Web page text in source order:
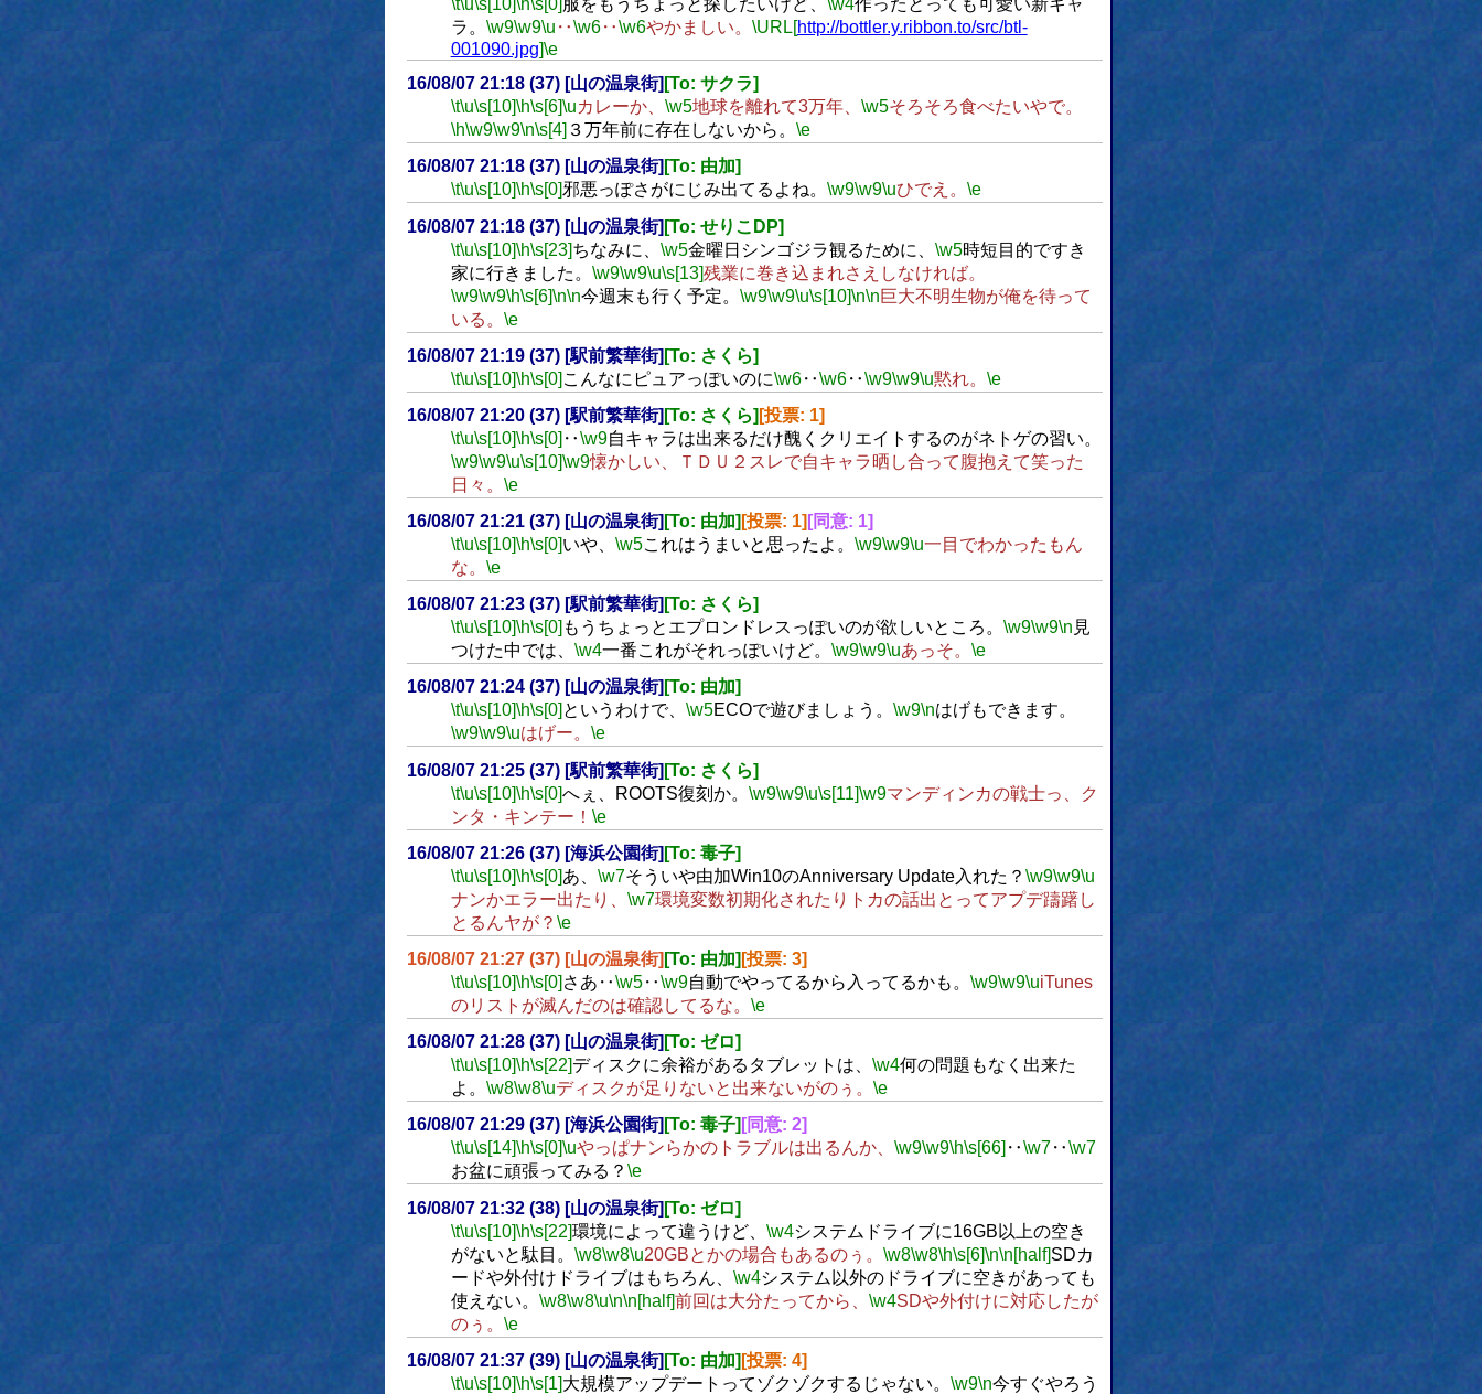
\t\u\s[10]\h\s[0] 服をもうちょっと探したいけど、 \w4作ったとっても可愛い新キャ
ラ。 \w9\w9\u ‥\w6‥\w6やかましい。 \URL[http://bottler.y.ribbon.to/src/btl-
001090.jpg]\e
16/08/07 21:18 (37) [山の温泉街] [To: サクラ]
\t\u\s[10]\h\s[6]\uカレーか、 \w5地球を離れて3万年、 \w5そろそろ食べたいやで。
\h\w9\w9\n\s[4] ３万年前に存在しないから。 \e
16/08/07 21:18 (37) [山の温泉街] [To: 由加]
\t\u\s[10]\h\s[0]邪悪っぽさがにじみ出てるよね。 \w9\w9\uひでえ。 \e
16/08/07 21:18 (37) [山の温泉街] [To: せりこDP]
\t\u\s[10]\h\s[23]ちなみに、 \w5金曜日シンゴジラ観るために、 \w5時短目的ですき
家に行きました。 \w9\w9\u\s[13]残業に巻き込まれさえしなければ。
\w9\w9\h\s[6]\n\n今週末も行く予定。 \w9\w9\u\s[10]\n\n巨大不明生物が俺を待って
いる。 \e
16/08/07 21:19 (37) [駅前繁華街] [To: さくら]
\t\u\s[10]\h\s[0] こんなにピュアっぽいのに\w6‥\w6‥\w9\w9\u黙れ。 \e
16/08/07 21:20 (37) [駅前繁華街] [To: さくら] [投票: 1]
\t\u\s[10]\h\s[0] ‥\w9自キャラは出来るだけ醜くクリエイトするのがネトゲの習い。
\w9\w9\u\s[10]\w9懐かしい、ＴＤＵ２スレで自キャラ晒し合って腹抱えて笑った
日々。 \e
16/08/07 21:21 (37) [山の温泉街] [To: 由加] [投票: 1] [同意: 1]
\t\u\s[10]\h\s[0]いや、 \w5これはうまいと思ったよ。 \w9\w9\u一目でわかったもん
な。 \e
16/08/07 21:23 (37) [駅前繁華街] [To: さくら]
\t\u\s[10]\h\s[0] もうちょっとエプロンドレスっぽいのが欲しいところ。 \w9\w9\n 見
つけた中では、 \w4一番これがそれっぽいけど。 \w9\w9\uあっそ。 \e
16/08/07 21:24 (37) [山の温泉街] [To: 由加]
\t\u\s[10] \h\s[0] というわけで、 \w5ECOで遊びましょう。 \w9\nはげもできます。
\w9\w9\uはげー。 \e
16/08/07 21:25 (37) [駅前繁華街] [To: さくら]
\t\u\s[10]\h\s[0]へぇ、ROOTS復刻か。 \w9\w9\u\s[11]\w9マンディンカの戦士っ、ク
ンタ・キンテー！ \e
16/08/07 21:26 (37) [海浜公園街] [To: 毒子]
\t\u\s[10]\h\s[0]あ、 \w7そういや由加Win10のAnniversary Update入れた？ \w9\w9\u
ナンかエラー出たり、 \w7環境変数初期化されたりトカの話出とってアプデ躊躇し
とるんヤが？ \e
16/08/07 21:27 (37) [山の温泉街] [To: 由加] [投票: 3]
\t\u\s[10]\h\s[0] さあ‥\w5‥\w9自動でやってるから入ってるかも。 \w9\w9\uiTunes
のリストが滅んだのは確認してるな。 \e
16/08/07 21:28 (37) [山の温泉街] [To: ゼロ]
\t\u\s[10]\h\s[22]ディスクに余裕があるタブレットは、 \w4何の問題もなく出来た
よ。 \w8\w8\uディスクが足りないと出来ないがのぅ。 \e
16/08/07 21:29 (37) [海浜公園街] [To: 毒子] [同意: 2]
\t\u\s[14]\h\s[0]\uやっぱナンらかのトラブルは出るんか、 \w9\w9\h\s[66] ‥\w7‥\w7
お盆に頑張ってみる？ \e
16/08/07 21:32 (38) [山の温泉街] [To: ゼロ]
\t\u\s[10]\h\s[22]環境によって違うけど、 \w4システムドライブに16GB以上の空き
がないと駄目。 \w8\w8\u20GBとかの場合もあるのぅ。 \w8\w8\h\s[6]\n\n[half]SDカ
ードや外付けドライブはもちろん、 \w4システム以外のドライブに空きがあっても
使えない。 \w8\w8\u\n\n[half]前回は大分たってから、 \w4SDや外付けに対応したが
のぅ。 \e
16/08/07 21:37 (39) [山の温泉街] [To: 由加] [投票: 4]
\t\u\s[10]\h\s[1]大規模アップデートってゾクゾクするじゃない。 \w9\n今すぐやろう